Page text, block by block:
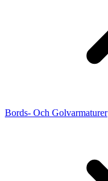
Bords- Och Golvarmaturer